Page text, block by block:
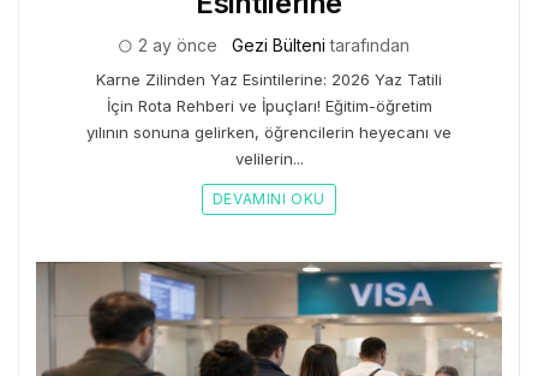
2 ay önce Gezi Bülteni tarafından
Karne Zilinden Yaz Esintilerine: 2026 Yaz Tatili
İçin Rota Rehberi ve İpuçları! Eğitim-öğretim
yılının sonuna gelirken, öğrencilerin heyecanı ve
velilerin...
DEVAMINI OKU